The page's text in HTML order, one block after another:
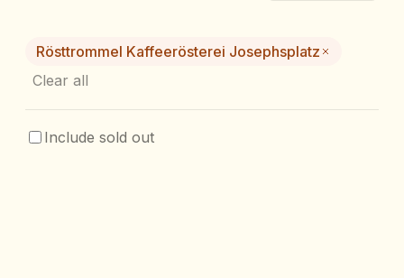
Rösttrommel Kaffeerösterei Josephsplatz
Clear all
Include sold out